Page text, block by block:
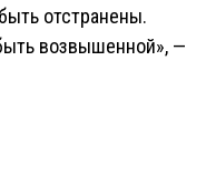
отстранены.
возвышенной», —